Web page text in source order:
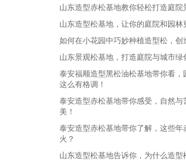
山东造型赤松基地教你轻松打造庭院
山东造型松基地，让你的庭院和园林
如何在小花园中巧妙种植造型松，创
山东景观松基地，打造庭院与城市绿
泰安福顺造型黑松油松基地带你看，
这么有格调！
泰安造型赤松基地带你感受，自然与
美！
泰安造型赤松基地带你了解，这些年
火？
山东造型松基地告诉你，为什么造型